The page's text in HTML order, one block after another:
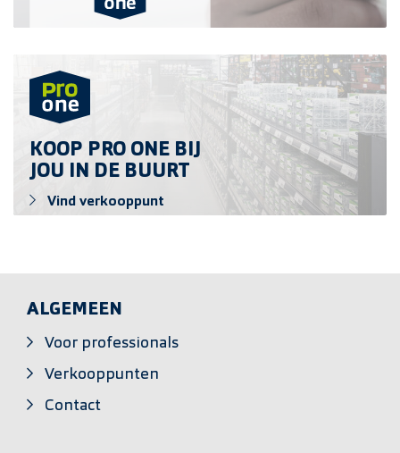
Vind verkooppunt
KOOP PRO ONE BIJ
JOU IN DE BUURT
Vind verkooppunt
ALGEMEEN
Voor professionals
Verkooppunten
Contact